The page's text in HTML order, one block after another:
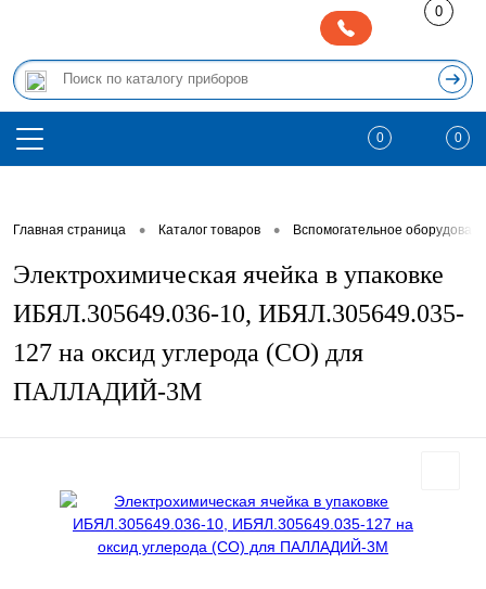
0
0 0
Главная страница • Каталог товаров • Вспомогательное
Электрохимическая ячейка в упаковке
ИБЯЛ.305649.036-10, ИБЯЛ.305649.035-
127 на оксид углерода (CO) для
ПАЛЛАДИЙ-3М